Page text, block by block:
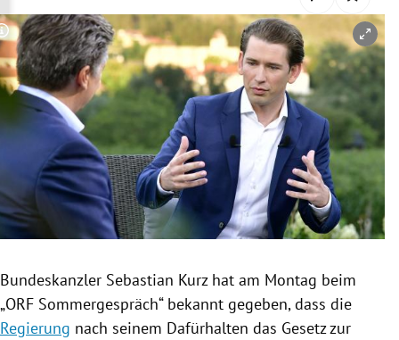
Untermenü
Untermenü
Untermenü
Untermenü
Untermenü
Untermenü
Copyright-Hinweis öffnen/schließen
Bundeskanzler Sebastian Kurzhat am Montag beim
„ORF Sommergespräch“ bekannt gegeben, dass die
Regierung nach seinem Dafürhalten das Gesetz zur